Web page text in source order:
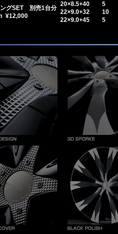
ングSET 別売1台分
¥12,000
20×8.5+40 5
22×9.0+32 10
22×9.0+45 5